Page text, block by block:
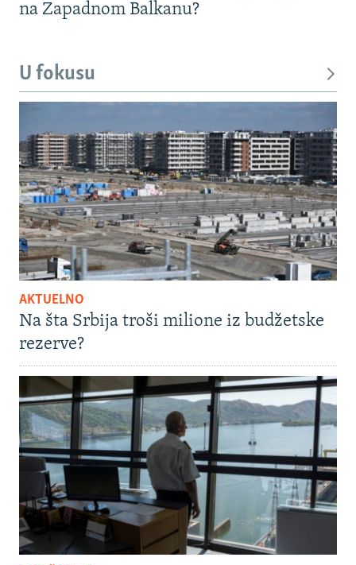
na Zapadnom Balkanu?
U fokusu
AKTUELNO
Na šta Srbija troši milione iz budžetske
rezerve?